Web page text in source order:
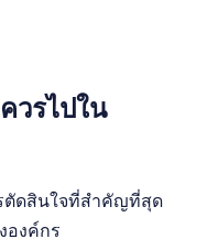
วรไปใน
ตัดสินใจที่สำคัญที่สุด
องค์กร